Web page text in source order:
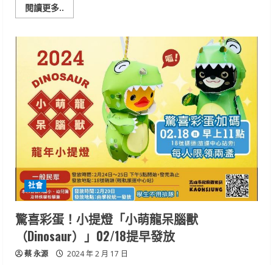
閱讀更多..
more
南
分
署
年
助
3,400
位
二
就
婦
女
職
場
社會
驚喜彩蛋！小提燈「小萌龍呆腦獸
（Dinosaur）」02/18提早發放
蔡 永源 2024 年 2 月 17 日